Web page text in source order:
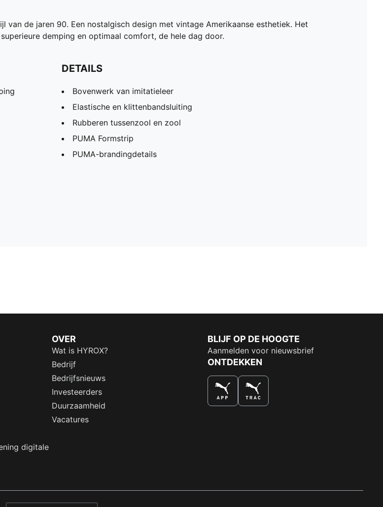
van de jaren 90. Een nostalgisch design met vintage Amerikaanse esthetiek. Het
demping en optimaal comfort, de hele dag door.
DETAILS
Bovenwerk van imitatieleer
Elastische en klittenbandsluiting
Rubberen tussenzool en zool
PUMA Formstrip
PUMA-brandingdetails
digitale
OVER
Wat is HYROX?
Bedrijf
Bedrijfsnieuws
Investeerders
Duurzaamheid
Vacatures
BLIJF OP DE HOOGTE
Aanmelden voor nieuwsbrief
ONTDEKKEN